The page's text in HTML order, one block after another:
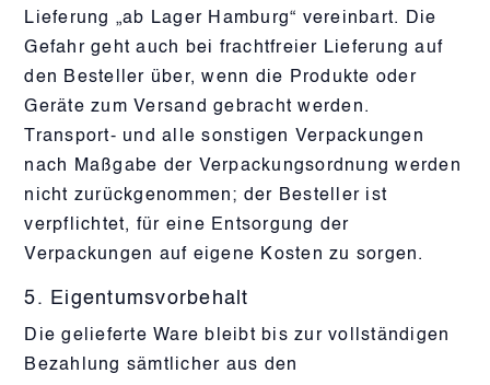
Lieferung „ab Lager Hamburg“ vereinbart. Die
Gefahr geht auch bei frachtfreier Lieferung auf
den Besteller über, wenn die Produkte oder
Geräte zum Versand gebracht werden.
Transport- und alle sonstigen Verpackungen
nach Maßgabe der Verpackungsordnung werden
nicht zurückgenommen; der Besteller ist
verpflichtet, für eine Entsorgung der
Verpackungen auf eigene Kosten zu sorgen.
5. Eigentumsvorbehalt
Die gelieferte Ware bleibt bis zur vollständigen
Bezahlung sämtlicher aus den